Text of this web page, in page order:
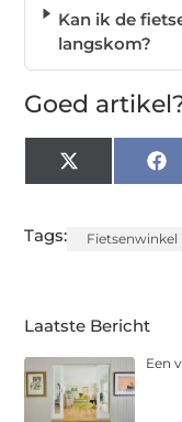
Kan ik de
langskom?
Goed
X
(Twitter)
Tags: Fietsenwinkel
Laatste Bericht
Een